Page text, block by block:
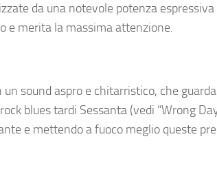
da una notevole potenza
e merita la massima attenzione.
sound aspro e chitarristico, che
blues tardi Sessanta (vedi “Wrong
e mettendo a fuoco meglio queste